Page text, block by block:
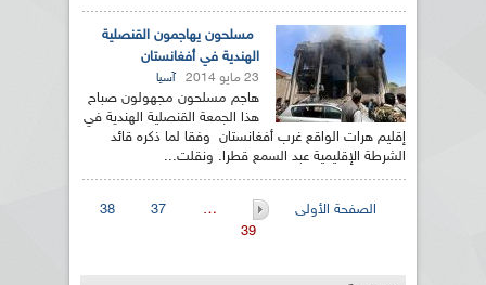
مسلحون يهاجمون القنصلية
الهندية في أفغانستان
23 مايو 2014 آسيا
هاجم مسلحون مجهولون صباح
هذا الجمعة القنصلية الهندية في
إقليم هرات الواقع غرب أفغانستان وفقا لما ذكره قائد
الشرطة الإقليمية عبد السمع قطرا. ونقلت...
الصفحات
الصفحة الأولى …
37
38
39